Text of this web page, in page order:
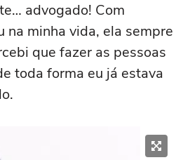
advogado! Com
minha vida, ela sempre
que fazer as pessoas
toda forma eu já estava